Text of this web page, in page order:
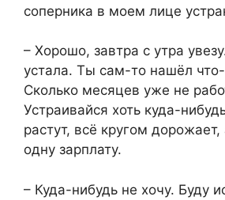
соперника в моем лице
– Хорошо, завтра с утра
устала. Ты сам-то нашёл что-
Сколько месяцев уже не
Устраивайся хоть куда-
растут, всё кругом
одну зарплату.
– Куда-нибудь не хочу. Буду